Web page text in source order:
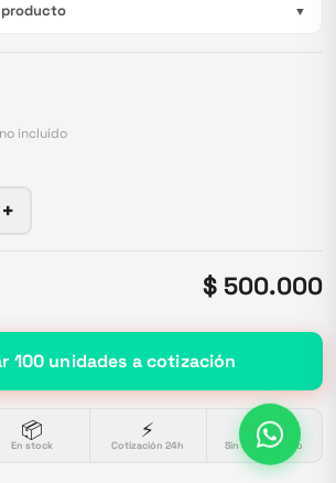
producto ▼
incluido
+
$ 500.000
100 unidades a cotización
📦
En stock
⚡
Cotización 24h
🔒
Sin compromiso